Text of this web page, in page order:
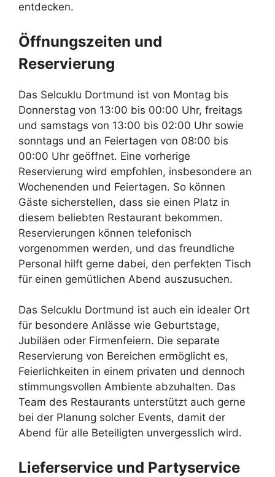
entdecken.
Öffnungszeiten und
Reservierung
Das Selcuklu Dortmund ist von Montag bis
Donnerstag von 13:00 bis 00:00 Uhr, freitags
und samstags von 13:00 bis 02:00 Uhr sowie
sonntags und an Feiertagen von 08:00 bis
00:00 Uhr geöffnet. Eine vorherige
Reservierung wird empfohlen, insbesondere an
Wochenenden und Feiertagen. So können
Gäste sicherstellen, dass sie einen Platz in
diesem beliebten Restaurant bekommen.
Reservierungen können telefonisch
vorgenommen werden, und das freundliche
Personal hilft gerne dabei, den perfekten Tisch
für einen gemütlichen Abend auszusuchen.
Das Selcuklu Dortmund ist auch ein idealer Ort
für besondere Anlässe wie Geburtstage,
Jubiläen oder Firmenfeiern. Die separate
Reservierung von Bereichen ermöglicht es,
Feierlichkeiten in einem privaten und dennoch
stimmungsvollen Ambiente abzuhalten. Das
Team des Restaurants unterstützt auch gerne
bei der Planung solcher Events, damit der
Abend für alle Beteiligten unvergesslich wird.
Lieferservice und Partyservice